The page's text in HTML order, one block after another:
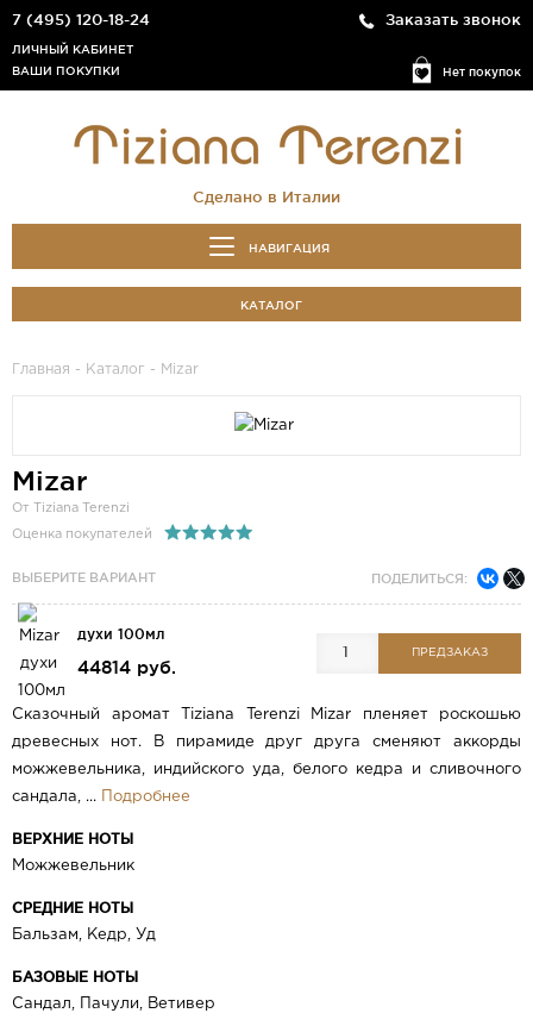
7 (495) 120-18-24 Заказать звонок
Нет покупок
ЛИЧНЫЙ КАБИНЕТ
ВАШИ ПОКУПКИ
Сделано в Италии
НАВИГАЦИЯ
КАТАЛОГ
Главная - Каталог - Mizar
Mizar
От Tiziana Terenzi
Оценка покупателей
ВЫБЕРИТЕ ВАРИАНТ ПОДЕЛИТЬСЯ:
духи 100мл
44814 руб.
ПРЕДЗАКАЗ
Сказочный аромат Tiziana Terenzi Mizar пленяет роскошью
древесных нот. В пирамиде друг друга сменяют аккорды
можжевельника, индийского уда, белого кедра и сливочного
сандала, ... Подробнее
ВЕРХНИЕ НОТЫ
Можжевельник
СРЕДНИЕ НОТЫ
Бальзам, Кедр, Уд
БАЗОВЫЕ НОТЫ
Сандал, Пачули, Ветивер